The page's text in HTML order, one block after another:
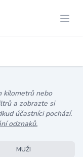
kilometrů nebo
a zobrazte si
účastníci pochází.
odznaků.
MUŽI